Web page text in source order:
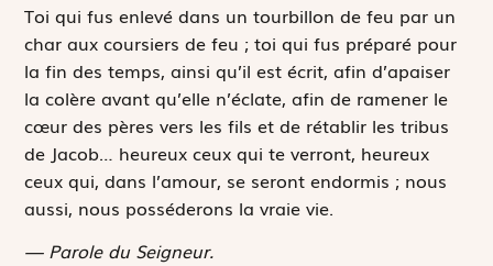
Toi qui fus enlevé dans un tourbillon de feu par un
char aux coursiers de feu ; toi qui fus préparé pour
la fin des temps, ainsi qu’il est écrit, afin d’apaiser
la colère avant qu’elle n’éclate, afin de ramener le
cœur des pères vers les fils et de rétablir les tribus
de Jacob… heureux ceux qui te verront, heureux
ceux qui, dans l’amour, se seront endormis ; nous
aussi, nous posséderons la vraie vie.
— Parole du Seigneur.